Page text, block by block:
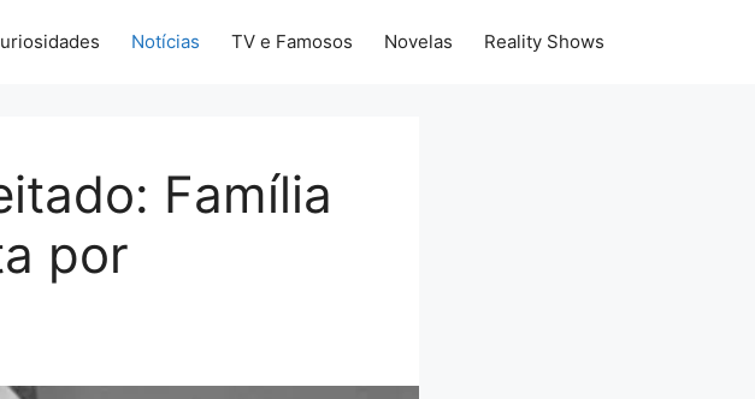
Notícias TV e Famosos Novelas Reality Shows
Família
por